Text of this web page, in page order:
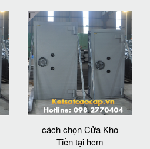
cách chọn Cửa Kho
Tiền tại hcm